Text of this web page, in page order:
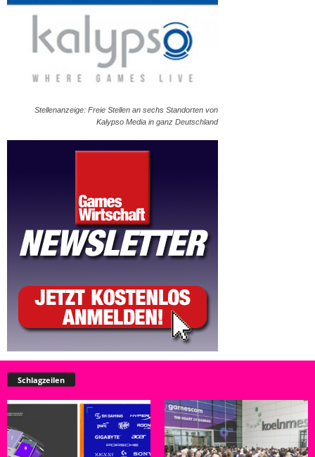
Stellenanzeige: Freie Stellen an sechs Standorten von
Kalypso Media in ganz Deutschland
Schlagzeilen